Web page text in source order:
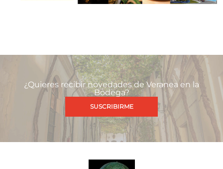
¿Quieres recibir novedades de Veranea en la
Bodega?
SUSCRIBIRME